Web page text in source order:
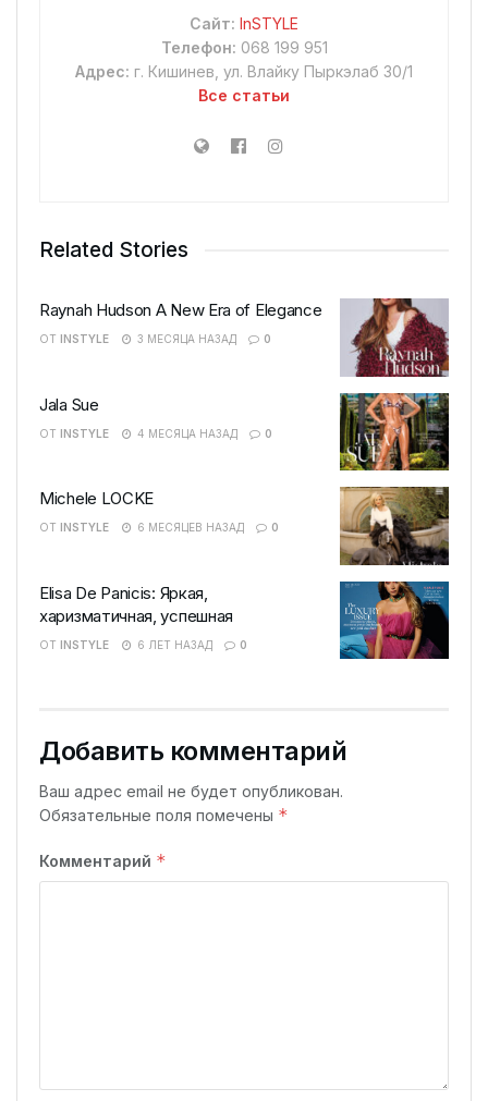
бренд женской одежды,
который уже много лет
которые ценят стиль и
Сайт: InSTYLE
Телефон: 068 199 951
Адрес: г. Кишинев, ул. Влайку Пыркэлаб 30/1
Все статьи
Related Stories
Raynah Hudson A New Era of Elegance
ОТ INSTYLE 3 МЕСЯЦА НАЗАД 0
Jala Sue
ОТ INSTYLE 4 МЕСЯЦА НАЗАД 0
Michele LOCKE
ОТ INSTYLE 6 МЕСЯЦЕВ НАЗАД 0
Elisa De Panicis: Яркая,
харизматичная, успешная
ОТ INSTYLE 6 ЛЕТ НАЗАД 0
Добавить комментарий
Ваш адрес email не будет опубликован.
Обязательные поля помечены *
Комментарий *